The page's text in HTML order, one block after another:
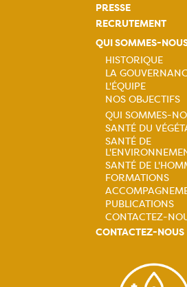
PRESSE
RECRUTEMENT
QUI SOMMES-
HISTORIQUE
LA
L'ÉQUIPE
NOS OBJECTIFS
QUI SOMMES-
SANTÉ DU
SANTÉ DE
SANTÉ DE
FORMATIONS
PUBLICATIONS
CONTACTEZ-
CONTACTEZ-NOUS